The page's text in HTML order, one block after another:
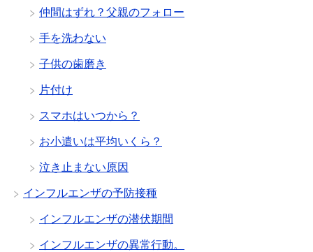
仲間はずれ？父親のフォロー
手を洗わない
子供の歯磨き
片付け
スマホはいつから？
お小遣いは平均いくら？
泣き止まない原因
インフルエンザの予防接種
インフルエンザの潜伏期間
インフルエンザの異常行動。